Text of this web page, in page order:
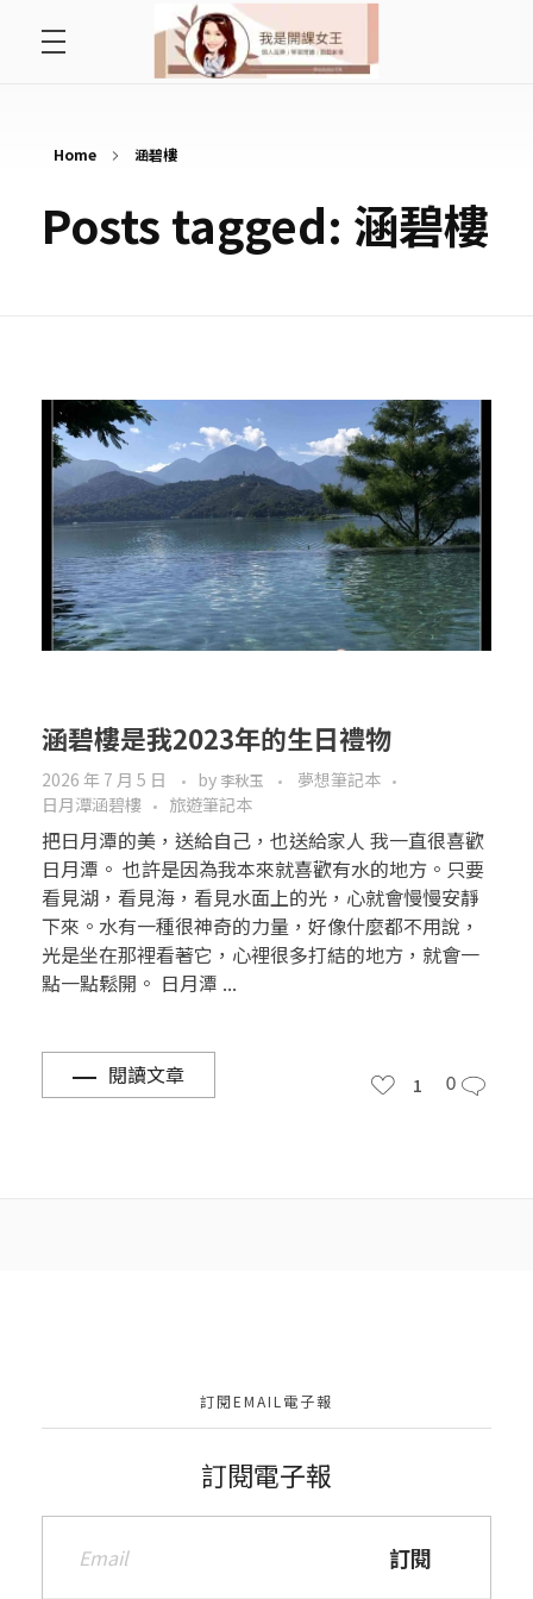
好好說故事
最愛讀書會
Home 涵碧樓
Posts tagged: 涵碧樓
涵碧樓是我2023年的生日禮物
2026 年 7 月 5 日 by 李秋玉
夢想筆記本
日月潭涵碧樓
旅遊筆記本
把日月潭的美，送給自己，也送給家人 我一直很喜歡
日月潭。 也許是因為我本來就喜歡有水的地方。只要
看見湖，看見海，看見水面上的光，心就會慢慢安靜
下來。水有一種很神奇的力量，好像什麼都不用說，
光是坐在那裡看著它，心裡很多打結的地方，就會一
點一點鬆開。 日月潭 ...
閱讀文章 1 0
訂閱EMAIL電子報
訂閱電子報